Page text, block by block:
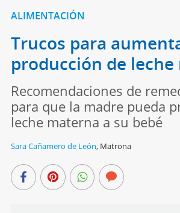
ALIMENTACIÓN
Trucos para
producción de
Recomendaciones de
para que la madre pueda
leche materna a su bebé
Sara Cañamero de León, Matrona